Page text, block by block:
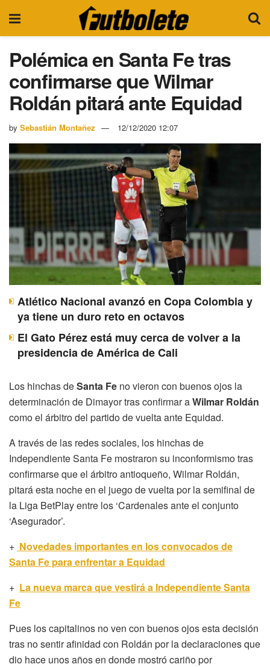
Polémica en Santa Fe tras
confirmarse que Wilmar
Roldán pitará ante Equidad
by Sebastián Montañez 12/12/2020 12:07
Atlético Nacional avanzó en Copa Colombia y
ya tiene un duro reto en octavos
El Gato Pérez está muy cerca de volver a la
presidencia de América de Cali
Los hinchas deSanta Fe no vieron con buenos ojos la
determinación de Dimayor tras confirmar aWilmar Roldán
como el árbitro del partido de vuelta ante Equidad.
A través de las redes sociales, los hinchas de
Independiente Santa Fe mostraron su inconformismo tras
confirmarse que el árbitro antioqueño, Wilmar Roldán,
pitará esta noche en el juego de vuelta por la semifinal de
la Liga BetPlay entre los ‘Cardenales ante el conjunto
‘Asegurador’.
+ Novedades importantes en los convocados de
Santa Fe para enfrentar a Equidad
+ La nueva marca que vestirá a Independiente Santa
Fe
Pues los capitalinos no ven con buenos ojos esta decisión
tras no sentir afinidad con Roldán por la declaraciones que
dio hace unos años en donde mostró cariño por